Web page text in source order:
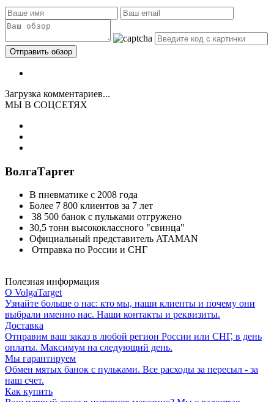
Загрузка комментариев...
МЫ В СОЦСЕТЯХ
ВолгаТаргет
В пневматике с 2008 года
Более 7 800 клиентов за 7 лет
38 500 банок с пульками отгружено
30,5 тонн высококлассного "свинца"
Официальный представитель ATAMAN
Отправка по России и СНГ
Полезная информация
О VolgaTarget
Узнайте больше о нас: кто мы, наши клиенты и почему они
выбрали именно нас. Наши контакты и реквизиты.
Доставка
Отправим ваш заказ в любой регион России или СНГ, в день
оплаты. Максимум на следующий день.
Мы гарантируем
Обмен мятых банок с пульками. Все расходы за пересыл - за
наш счет.
Как купить